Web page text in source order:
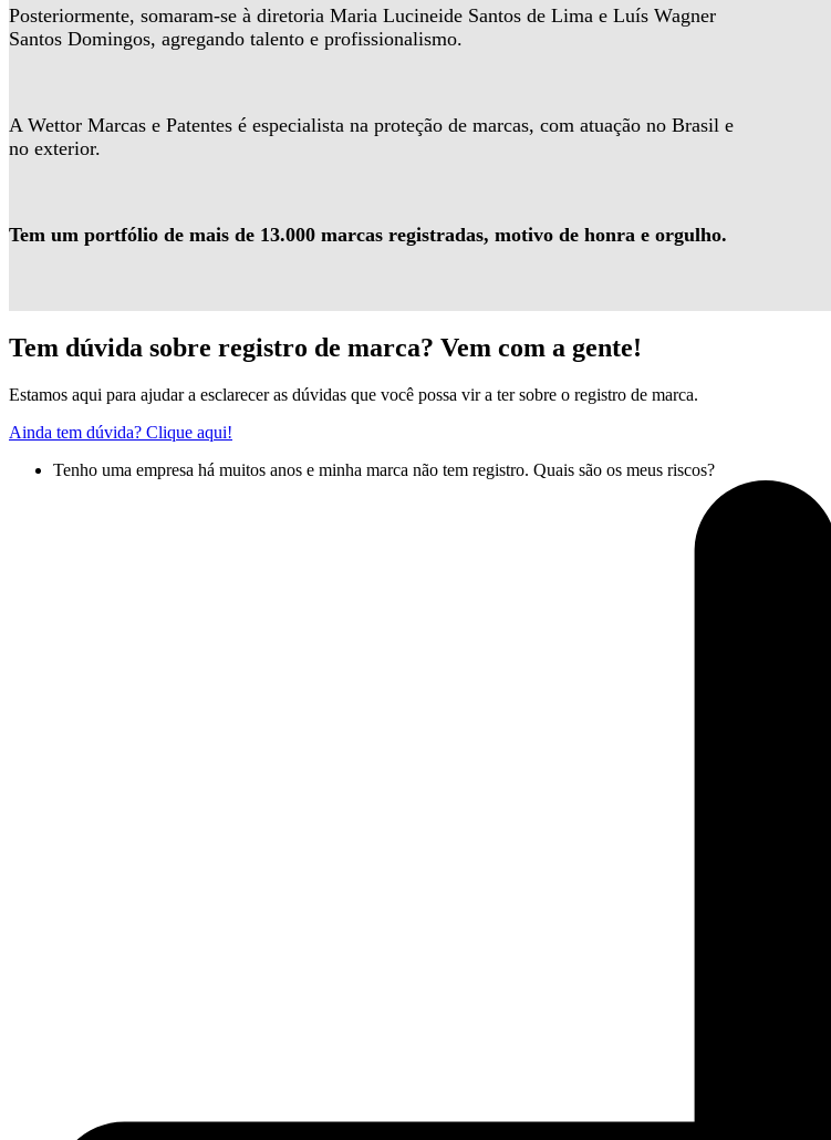
Posteriormente, somaram-se à diretoria Maria Lucineide Santos de Lima e Luís Wagner
Santos Domingos, agregando talento e profissionalismo.
A Wettor Marcas e Patentes é especialista na proteção de marcas, com atuação no Brasil e
no exterior.
Tem um portfólio de mais de 13.000 marcas registradas, motivo de honra e orgulho.
Tem dúvida sobre registro de marca? Vem com a gente!
Estamos aqui para ajudar a esclarecer as dúvidas que você possa vir a ter sobre o registro de marca.
Ainda tem dúvida? Clique aqui!
Tenho uma empresa há muitos anos e minha marca não tem registro. Quais são os meus riscos?